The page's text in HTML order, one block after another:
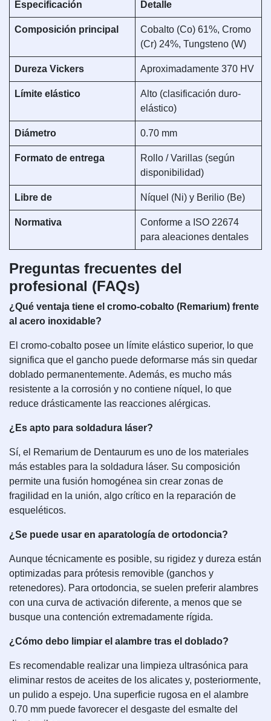
Especificación Detalle
Composición principal
Cobalto (Co) 61%, Cromo
(Cr) 24%, Tungsteno (W)
Dureza Vickers Aproximadamente 370 HV
Límite elástico
Alto (clasificación duro-
elástico)
Diámetro 0.70 mm
Formato de entrega
Rollo / Varillas (según
disponibilidad)
Libre de Níquel (Ni) y Berilio (Be)
Normativa
Conforme a ISO 22674
para aleaciones dentales
Preguntas frecuentes del
profesional (FAQs)
¿Qué ventaja tiene el cromo-cobalto (Remarium) frente
al acero inoxidable?
El cromo-cobalto posee un límite elástico superior, lo que
significa que el gancho puede deformarse más sin quedar
doblado permanentemente. Además, es mucho más
resistente a la corrosión y no contiene níquel, lo que
reduce drásticamente las reacciones alérgicas.
¿Es apto para soldadura láser?
Sí, el Remarium de Dentaurum es uno de los materiales
más estables para la soldadura láser. Su composición
permite una fusión homogénea sin crear zonas de
fragilidad en la unión, algo crítico en la reparación de
esqueléticos.
¿Se puede usar en aparatología de ortodoncia?
Aunque técnicamente es posible, su rigidez y dureza están
optimizadas para prótesis removible (ganchos y
retenedores). Para ortodoncia, se suelen preferir alambres
con una curva de activación diferente, a menos que se
busque una contención extremadamente rígida.
¿Cómo debo limpiar el alambre tras el doblado?
Es recomendable realizar una limpieza ultrasónica para
eliminar restos de aceites de los alicates y, posteriormente,
un pulido a espejo. Una superficie rugosa en el alambre
0.70 mm puede favorecer el desgaste del esmalte del